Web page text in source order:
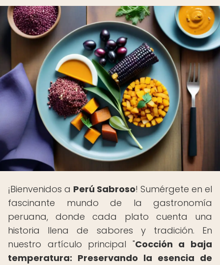
¡Bienvenidos a Perú Sabroso! Sumérgete en el
fascinante mundo de la gastronomía
peruana, donde cada plato cuenta una
historia llena de sabores y tradición. En
nuestro artículo principal "Cocción a baja
temperatura: Preservando la esencia de